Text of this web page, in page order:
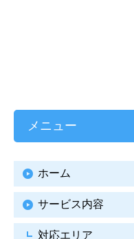
メニュー
ホーム
サービス内容
対応エリア